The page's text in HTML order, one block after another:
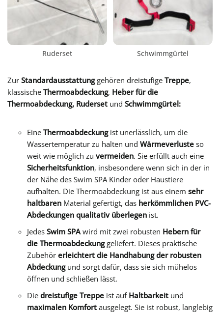
Ruderset Schwimmgürtel
Zur Standardausstattunggehören dreistufige Treppe,
klassische Thermoabdeckung, Heber für die
Thermoabdeckung, Ruderset und Schwimmgürtel:
Eine Thermoabdeckungist unerlässlich, um die
Wassertemperatur zu halten und Wärmeverluste so
weit wie möglich zu vermeiden. Sie erfüllt auch eine
Sicherheitsfunktion, insbesondere wenn sich in der in
der Nähe des Swim SPA Kinder oder Haustiere
aufhalten. Die Thermoabdeckung ist aus einem sehr
haltbaren Material gefertigt, das herkömmlichen PVC-
Abdeckungen qualitativ überlegen ist.
Jedes Swim SPAwird mit zwei robusten Hebern für
die Thermoabdeckunggeliefert. Dieses praktische
Zubehör erleichtert die Handhabung der robusten
Abdeckungund sorgt dafür, dass sie sich mühelos
öffnen und schließen lässt.
Die dreistufige Treppe ist auf Haltbarkeit und
maximalen Komfort ausgelegt. Sie ist robust, langlebig